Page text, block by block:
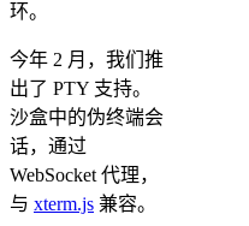
环。
今年 2 月，我们推
出了 PTY 支持。
沙盒中的伪终端会
话，通过
WebSocket 代理，
与 xterm.js 兼容。